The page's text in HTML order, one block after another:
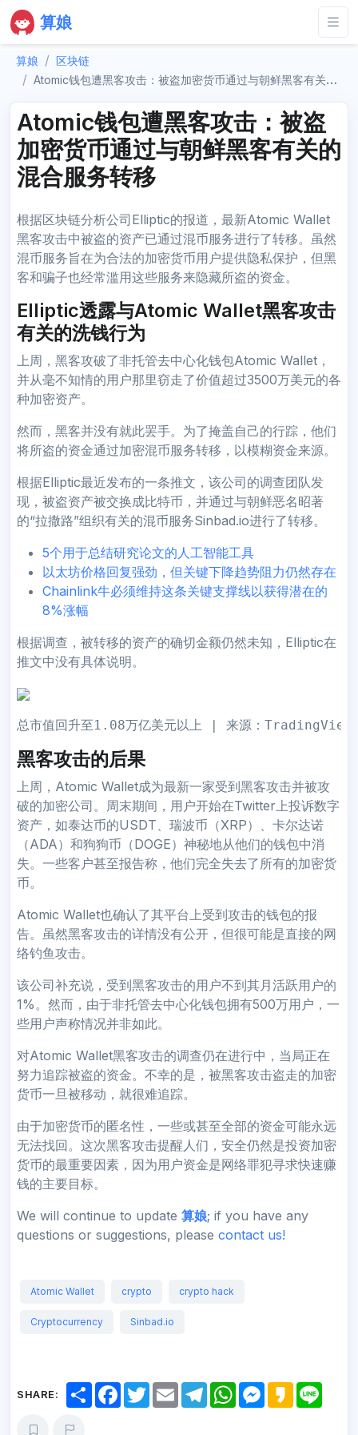
算娘
算娘
区块链
Atomic钱包遭黑客攻击：被盗加密货币通过与朝鲜黑客有关的混合服务转移
Atomic钱包遭黑客攻击：被盗
加密货币通过与朝鲜黑客有关的
混合服务转移
根据区块链分析公司Elliptic的报道，最新Atomic Wallet
黑客攻击中被盗的资产已通过混币服务进行了转移。虽然
混币服务旨在为合法的加密货币用户提供隐私保护，但黑
客和骗子也经常滥用这些服务来隐藏所盗的资金。
Elliptic透露与Atomic Wallet黑客攻击
有关的洗钱行为
上周，黑客攻破了非托管去中心化钱包Atomic Wallet，
并从毫不知情的用户那里窃走了价值超过3500万美元的各
种加密资产。
然而，黑客并没有就此罢手。为了掩盖自己的行踪，他们
将所盗的资金通过加密混币服务转移，以模糊资金来源。
根据Elliptic最近发布的一条推文，该公司的调查团队发
现，被盗资产被交换成比特币，并通过与朝鲜恶名昭著
的“拉撒路”组织有关的混币服务Sinbad.io进行了转移。
5个用于总结研究论文的人工智能工具
以太坊价格回复强劲，但关键下降趋势阻力仍然存在
Chainlink牛必须维持这条关键支撑线以获得潜在的
8%涨幅
根据调查，被转移的资产的确切金额仍然未知，Elliptic在
推文中没有具体说明。
总市值回升至1.08万亿美元以上 | 来源：
黑客攻击的后果
上周，Atomic Wallet成为最新一家受到黑客攻击并被攻
破的加密公司。周末期间，用户开始在Twitter上投诉数字
资产，如泰达币的USDT、瑞波币（XRP）、卡尔达诺
（ADA）和狗狗币（DOGE）神秘地从他们的钱包中消
失。一些客户甚至报告称，他们完全失去了所有的加密货
币。
Atomic Wallet也确认了其平台上受到攻击的钱包的报
告。虽然黑客攻击的详情没有公开，但很可能是直接的网
络钓鱼攻击。
该公司补充说，受到黑客攻击的用户不到其月活跃用户的
1%。然而，由于非托管去中心化钱包拥有500万用户，一
些用户声称情况并非如此。
对Atomic Wallet黑客攻击的调查仍在进行中，当局正在
努力追踪被盗的资金。不幸的是，被黑客攻击盗走的加密
货币一旦被移动，就很难追踪。
由于加密货币的匿名性，一些或甚至全部的资金可能永远
无法找回。这次黑客攻击提醒人们，安全仍然是投资加密
货币的最重要因素，因为用户资金是网络罪犯寻求快速赚
钱的主要目标。
We will continue to update 算娘; if you have any
questions or suggestions, please contact us!
Atomic Wallet crypto crypto hack
Cryptocurrency Sinbad.io
SHARE:
S
h
F
a
T
w
E
m
T
e
W
h
M
K
a